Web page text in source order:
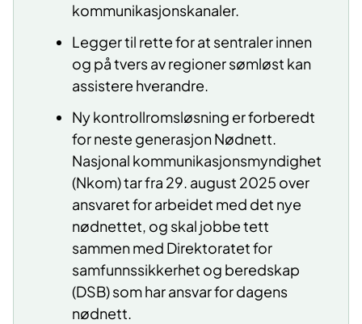
kommunikasjonskanaler.
Legger til rette for at sentraler innen
og på tvers av regioner sømløst kan
assistere hverandre.
Ny kontrollromsløsning er forberedt
for neste generasjon Nødnett.
Nasjonal kommunikasjonsmyndighet
(Nkom) tar fra 29. august 2025 over
ansvaret for arbeidet med det nye
nødnettet, og skal jobbe tett
sammen med Direktoratet for
samfunnssikkerhet og beredskap
(DSB) som har ansvar for dagens
nødnett.